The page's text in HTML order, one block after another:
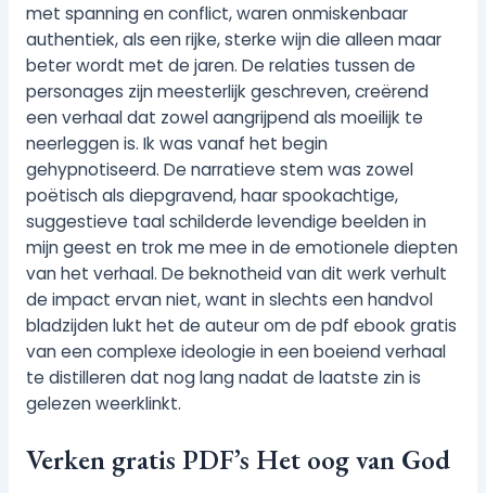
met spanning en conflict, waren onmiskenbaar
authentiek, als een rijke, sterke wijn die alleen maar
beter wordt met de jaren. De relaties tussen de
personages zijn meesterlijk geschreven, creërend
een verhaal dat zowel aangrijpend als moeilijk te
neerleggen is. Ik was vanaf het begin
gehypnotiseerd. De narratieve stem was zowel
poëtisch als diepgravend, haar spookachtige,
suggestieve taal schilderde levendige beelden in
mijn geest en trok me mee in de emotionele diepten
van het verhaal. De beknotheid van dit werk verhult
de impact ervan niet, want in slechts een handvol
bladzijden lukt het de auteur om de pdf ebook gratis
van een complexe ideologie in een boeiend verhaal
te distilleren dat nog lang nadat de laatste zin is
gelezen weerklinkt.
Verken gratis PDF’s Het oog van God